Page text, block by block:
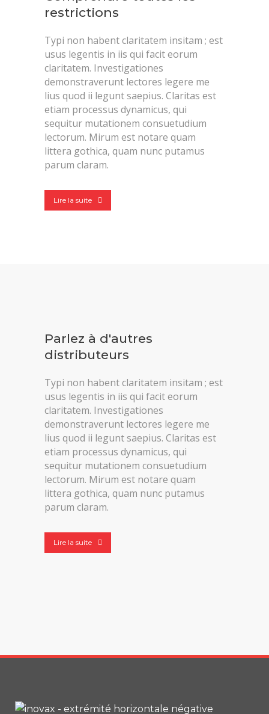
restrictions
Typi non habent claritatem insitam ; est
usus legentis in iis qui facit eorum
claritatem. Investigationes
demonstraverunt lectores legere me
lius quod ii legunt saepius. Claritas est
etiam processus dynamicus, qui
sequitur mutationem consuetudium
lectorum. Mirum est notare quam
littera gothica, quam nunc putamus
parum claram.
Lire la suite
Parlez à d'autres
distributeurs
Typi non habent claritatem insitam ; est
usus legentis in iis qui facit eorum
claritatem. Investigationes
demonstraverunt lectores legere me
lius quod ii legunt saepius. Claritas est
etiam processus dynamicus, qui
sequitur mutationem consuetudium
lectorum. Mirum est notare quam
littera gothica, quam nunc putamus
parum claram.
Lire la suite